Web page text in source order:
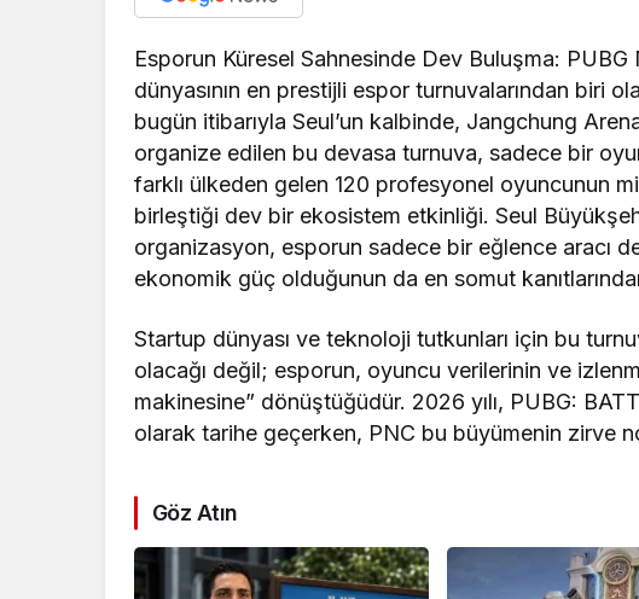
Esporun Küresel Sahnesinde Dev Buluşma:
dünyasının en prestijli espor turnuvalarından biri
bugün itibarıyla Seul’un kalbinde, Jangchung
organize edilen bu devasa turnuva, sadece bir
farklı ülkeden gelen 120 profesyonel oyuncunun
birleştiği dev bir ekosistem etkinliği. Seul
organizasyon, esporun sadece bir eğlence aracı
ekonomik güç olduğunun da en somut
Startup dünyası ve teknoloji tutkunları için bu
olacağı değil; esporun, oyuncu verilerinin ve
makinesine” dönüştüğüdür. 2026 yılı, PUBG:
olarak tarihe geçerken, PNC bu büyümenin zirve
Göz Atın